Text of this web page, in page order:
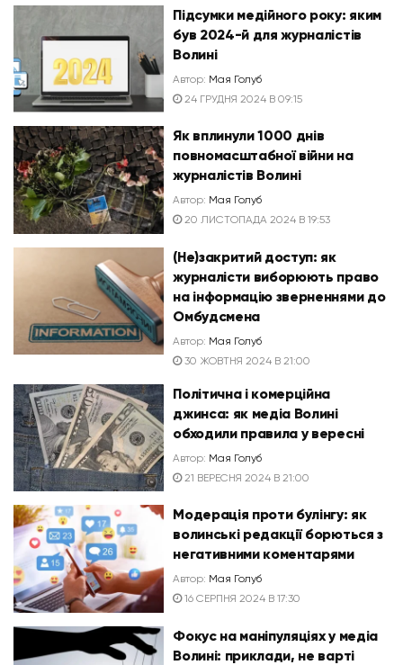
Підсумки медійного року: яким
був 2024-й для журналістів
Волині
Автор: Мая Голуб
24 ГРУДНЯ 2024 В 09:15
Як вплинули 1000 днів
повномасштабної війни на
журналістів Волині
Автор: Мая Голуб
20 ЛИСТОПАДА 2024 В 19:53
(Не)закритий доступ: як
журналісти виборюють право
на інформацію зверненнями до
Омбудсмена
Автор: Мая Голуб
30 ЖОВТНЯ 2024 В 21:00
Політична і комерційна
джинса: як медіа Волині
обходили правила у вересні
Автор: Мая Голуб
21 ВЕРЕСНЯ 2024 В 21:00
Модерація проти булінгу: як
волинські редакції борються з
негативними коментарями
Автор: Мая Голуб
16 СЕРПНЯ 2024 В 17:30
Фокус на маніпуляціях у медіа
Волині: приклади, не варті